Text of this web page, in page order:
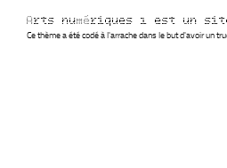
Arts numériques 1 est un
Ce thème a été codé à l'arrache dans le but d'avoir un